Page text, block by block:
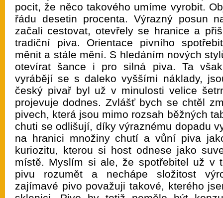
pocit, že něco takového umíme vyrobit.
řádu desetin procenta. Výrazný posun
začali cestovat, otevřely se hranice a
tradiční piva. Orientace pivního
měnit a stále mění. S hledáním nových
otevírat šance i pro silná piva. Ta
vyrábějí se s daleko vyššími náklady,
český pivař byl už v minulosti velice
projevuje dodnes. Zvlášť bych se chtěl
pivech, která jsou mimo rozsah běžných
chuti se odlišují, díky výraznému dopadu
na hranici množiny chutí a vůní piva
kuriozitu, kterou si host odnese jako
místě. Myslím si ale, že spotřebitel už v
pivu rozumět a nechápe složitost
zajímavé pivo považuji takové, kterého